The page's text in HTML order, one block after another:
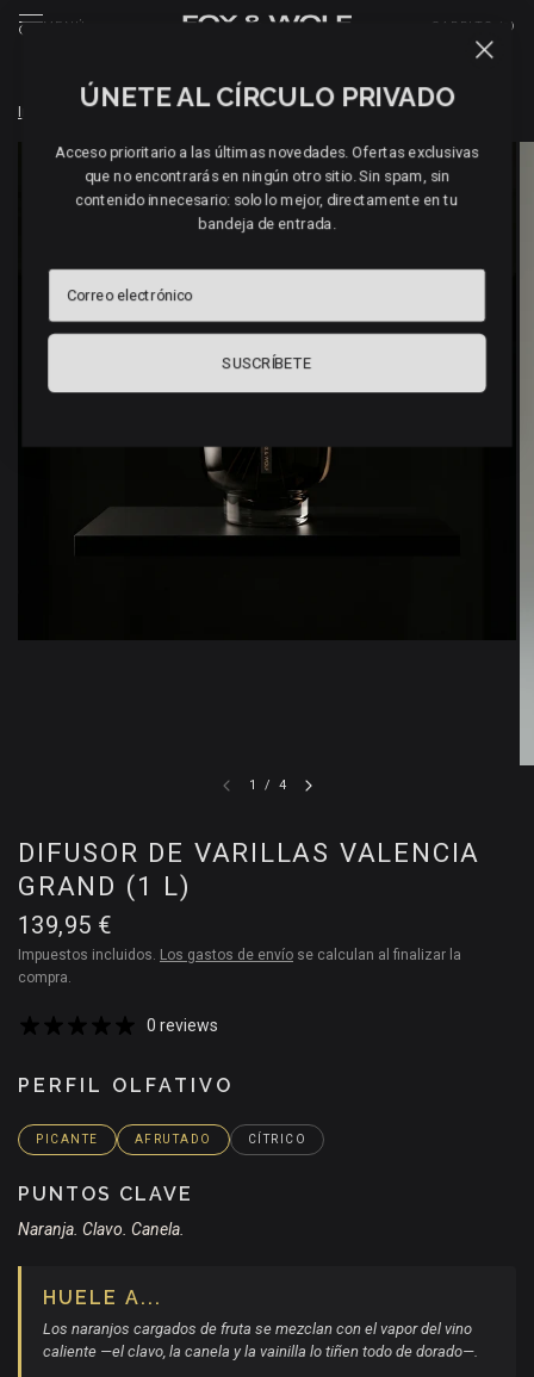
MENÚ CARRITO ( )
DIFUSOR DE VARILLAS VALENCIA GRAND (1 L)
1 / 4
DIFUSOR DE VARILLAS VALENCIA
GRAND (1 L)
139,95 €
Impuestos incluidos. Los gastos de envío se calculan al finalizar la
compra.
0 reviews
PERFIL OLFATIVO
PICANTE AFRUTADO CÍTRICO
PUNTOS CLAVE
Naranja. Clavo. Canela.
HUELE A...
Los naranjos cargados de fruta se mezclan con el vapor del vino
caliente —el clavo, la canela y la vainilla lo tiñen todo de dorado—.
ÚNETE AL CÍRCULO PRIVADO
Acceso prioritario a las últimas novedades. Ofertas exclusivas
que no encontrarás en ningún otro sitio. Sin spam, sin
contenido innecesario: solo lo mejor, directamente en tu
bandeja de entrada.
Correo electrónico
SUSCRÍBETE